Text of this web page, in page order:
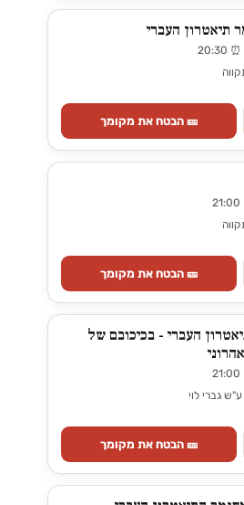
תיאטרון העברי
🎫 הבטח את מקומך
🎫 הבטח את מקומך
העברי - בכיכובם של
גברי לוי
🎫 הבטח את מקומך